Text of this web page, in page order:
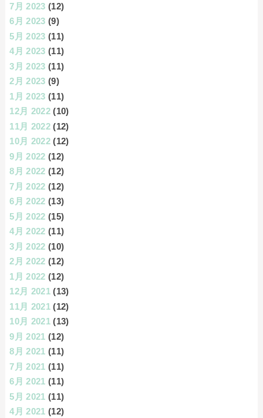
7月 2023 (12)
6月 2023 (9)
5月 2023 (11)
4月 2023 (11)
3月 2023 (11)
2月 2023 (9)
1月 2023 (11)
12月 2022 (10)
11月 2022 (12)
10月 2022 (12)
9月 2022 (12)
8月 2022 (12)
7月 2022 (12)
6月 2022 (13)
5月 2022 (15)
4月 2022 (11)
3月 2022 (10)
2月 2022 (12)
1月 2022 (12)
12月 2021 (13)
11月 2021 (12)
10月 2021 (13)
9月 2021 (12)
8月 2021 (11)
7月 2021 (11)
6月 2021 (11)
5月 2021 (11)
4月 2021 (12)